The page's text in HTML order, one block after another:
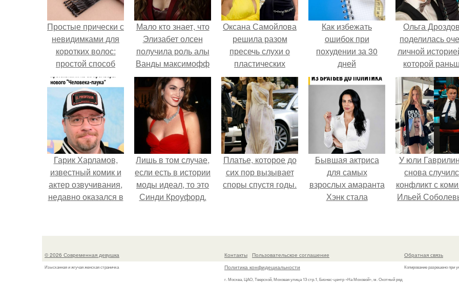
Простые прически с
невидимками для
коротких волос:
простой способ
сделать свой стиль
более
эффективным
Мало кто знает, что
Элизабет олсен
получила роль алы
Ванды максимофф
не сразу.
Оксана Самойлова
решила разом
пресечь слухи о
пластических
операциях и
публично
прояснила
ситуацию.
Как избежать
ошибок при
похудении за 30
дней
Ольга
поделилась
личной
которой
почти не
Гарик Харламов,
известный комик и
актер озвучивания,
недавно оказался в
над озвучкой
колобка.
Лишь в том случае,
если есть в истории
моды идеал, то это
Синди Кроуфорд.
Платье, которое до
сих пор вызывает
споры спустя годы.
Бывшая актриса
для самых
взрослых амаранта
Хэнк стала
У юли
снова
конфликт с
Ильей
© 2026 Современная девушка
Изысканная и жгучая женская страничка
Контакты
Пользовательское соглашение
Политика конфидециальности
г. Москва, ЦАО, Тверской, Моховая улица 13 стр.1, Бизнес-центр «На Моховой», м. Охотный ряд
Обратная связь
Копирование разрешено при